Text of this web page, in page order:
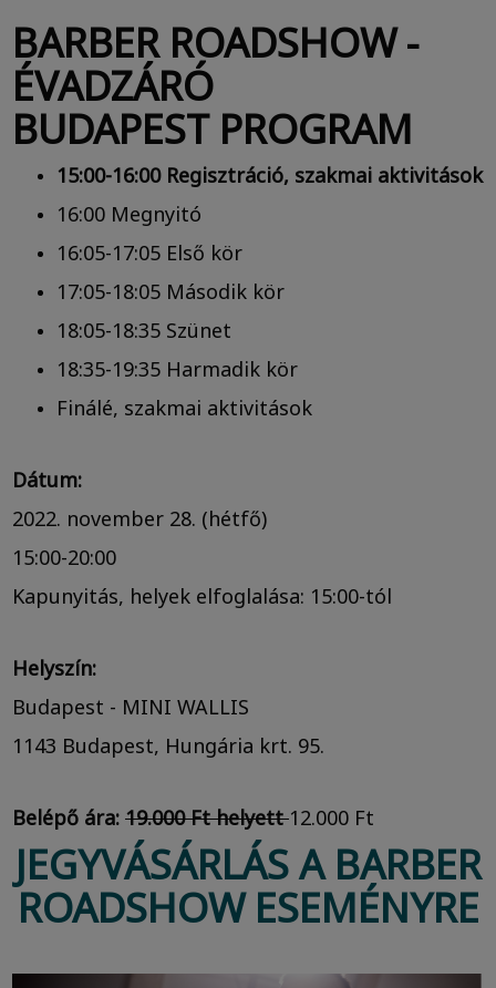
BARBER ROADSHOW -
ÉVADZÁRÓ
BUDAPEST PROGRAM
15:00-16:00 Regisztráció, szakmai aktivitások
16:00 Megnyitó
16:05-17:05 Első kör
17:05-18:05 Második kör
18:05-18:35 Szünet
18:35-19:35 Harmadik kör
Finálé, szakmai aktivitások
Dátum:
2022. november 28. (hétfő)
15:00-20:00
Kapunyitás, helyek elfoglalása: 15:00-tól
Helyszín:
Budapest - MINI WALLIS
1143 Budapest, Hungária krt. 95.
Belépő ára: 19.000 Ft helyett12.000 Ft
JEGYVÁSÁRLÁS A BARBER
ROADSHOW ESEMÉNYRE